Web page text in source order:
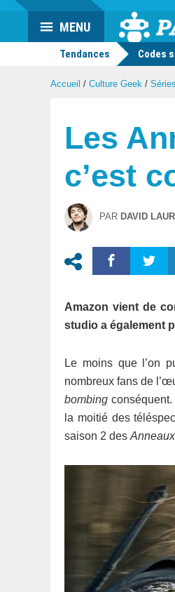
Actu
geek
MENU
Tendances Codes
Accueil / Culture Geek /
Les
c’est
PAR DAVID
Amazon vient de
studio a également
Le moins que l’on
nombreux fans de
bombing conséquent.
la moitié des
saison 2 des